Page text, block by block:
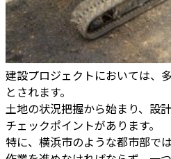
建設プロジェクトにおいては、
とされます。
土地の状況把握から始まり、設
チェックポイントがあります。
特に、横浜市のような都市部で